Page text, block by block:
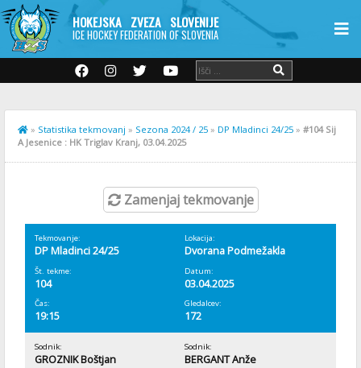
HOKEJSKA ZVEZA SLOVENIJE
ICE HOCKEY FEDERATION OF SLOVENIA
» Statistika tekmovanj » Sezona 2024 / 25 » DP Mladinci 24/25 » #104 Sij
A Jesenice : HK Triglav Kranj, 03.04.2025
Zamenjaj tekmovanje
Tekmovanje:
DP Mladinci 24/25
Lokacija:
Dvorana Podmežakla
Št. tekme:
104
Datum:
03.04.2025
Čas:
19:15
Gledalcev:
172
Sodnik:
GROZNIK Boštjan
Sodnik:
BERGANT Anže